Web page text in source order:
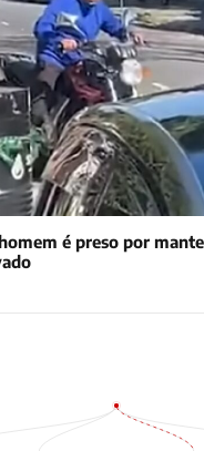
é preso por